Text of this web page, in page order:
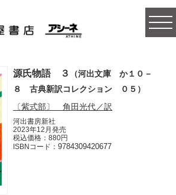
源氏物語 ３
（河出文庫 か１０－
８ 古典新訳コレクション ０５）
〔紫式部〕 角田光代／訳
河出書房新社
2023年12月発売
税込価格：880円
ISBNコード：9784309420677